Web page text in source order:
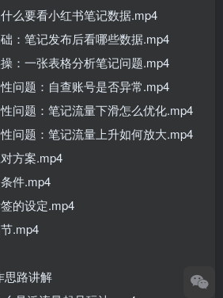
什么要看小红书笔记数据.mp4
础：笔记发布后看哪些数据.mp4
操：一张表格分析笔记问题.mp4
性问题：自查账号是否异常.mp4
性问题：笔记流量下滑怎么优化.mp4
性问题：笔记流量上升如何放大.mp4
方案.mp4
件.mp4
的设定.mp4
.mp4
思路讲解